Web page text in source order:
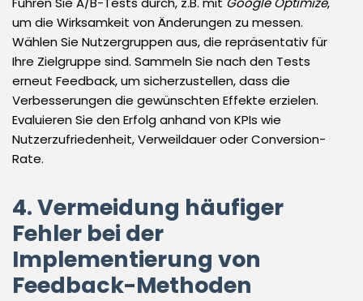
um die Wirksamkeit von Änderungen zu messen.
Wählen Sie Nutzergruppen aus, die repräsentativ für
Ihre Zielgruppe sind. Sammeln Sie nach den Tests
erneut Feedback, um sicherzustellen, dass die
Verbesserungen die gewünschten Effekte erzielen.
Evaluieren Sie den Erfolg anhand von KPIs wie
Nutzerzufriedenheit, Verweildauer oder Conversion-
Rate.
4. Vermeidung häufiger
Fehler bei der
Implementierung von
Feedback-Methoden